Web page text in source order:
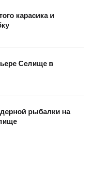
карасика и
Селище в
рыбалки на